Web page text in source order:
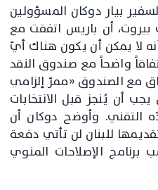
بيار دوكان المسؤولين
بيروت، أن باريس اتفقت مع
لا يمكن أن يكون هناك أيّ
واضحاً مع صندوق النقد
مع الصندوق «ممرّ إلزامي
أن يُنجز قبل الانتخابات
التقني. وأوضح دوكان أن
للبنان لن تأتي دفعة
الإصلاحات المنوي